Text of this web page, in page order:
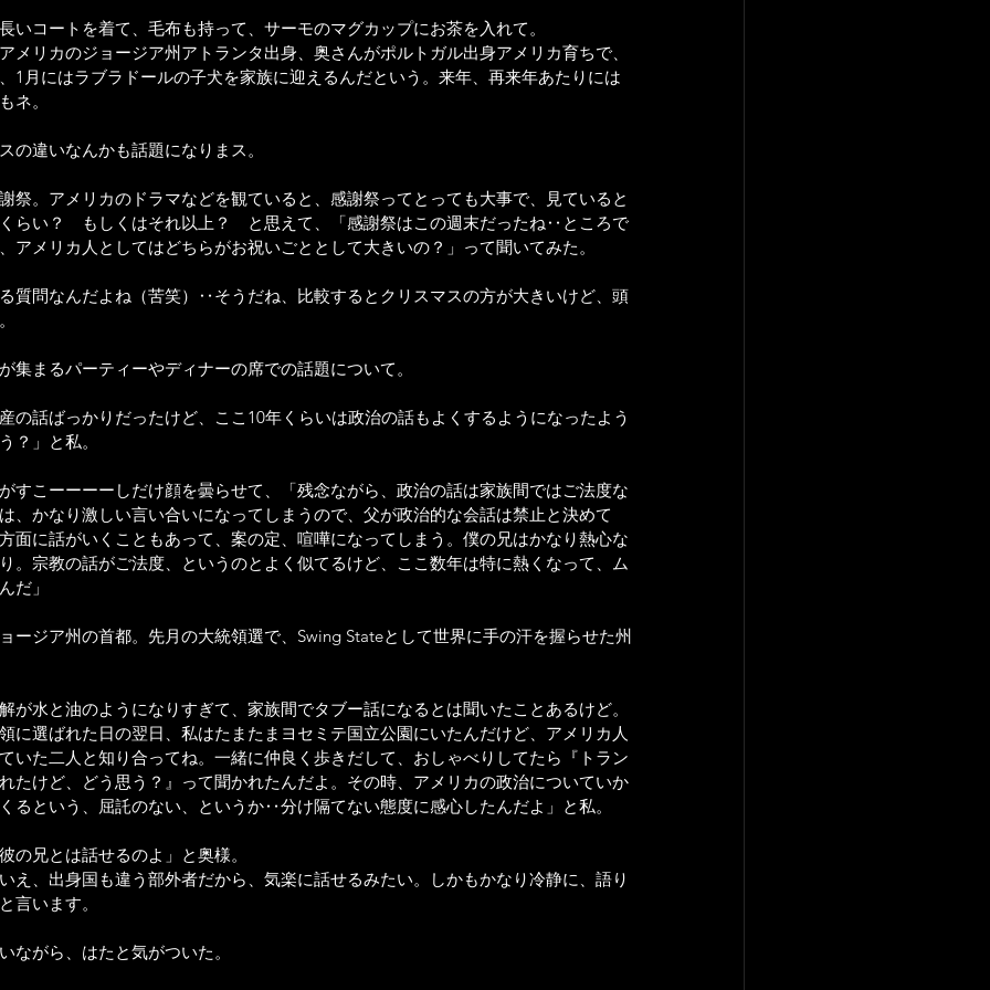
いコートを着て、毛布も持って、サーモのマグカップにお茶を入れて。
メリカのジョージア州アトランタ出身、奥さんがポルトガル出身アメリカ育ちで、
1月にはラブラドールの子犬を家族に迎えるんだという。来年、再来年あたりには
ネ。
の違いなんかも話題になりまス。
祭。アメリカのドラマなどを観ていると、感謝祭ってとっても大事で、見ていると
らい？　もしくはそれ以上？　と思えて、「感謝祭はこの週末だったね‥ところで
アメリカ人としてはどちらがお祝いごととして大きいの？」って聞いてみた。
質問なんだよね（苦笑）‥そうだね、比較するとクリスマスの方が大きいけど、頭
集まるパーティーやディナーの席での話題について。
の話ばっかりだったけど、ここ10年くらいは政治の話もよくするようになったよう
？」と私。
すこーーーーしだけ顔を曇らせて、「残念ながら、政治の話は家族間ではご法度な
、かなり激しい言い合いになってしまうので、父が政治的な会話は禁止と決めて
面に話がいくこともあって、案の定、喧嘩になってしまう。僕の兄はかなり熱心な
。宗教の話がご法度、というのとよく似てるけど、ここ数年は特に熱くなって、ム
だ」
ージア州の首都。先月の大統領選で、Swing Stateとして世界に手の汗を握らせた州
が水と油のようになりすぎて、家族間でタブー話になるとは聞いたことあるけど。
に選ばれた日の翌日、私はたまたまヨセミテ国立公園にいたんだけど、アメリカ人
いた二人と知り合ってね。一緒に仲良く歩きだして、おしゃべりしてたら『トラン
たけど、どう思う？』って聞かれたんだよ。その時、アメリカの政治についていか
るという、屈託のない、というか‥分け隔てない態度に感心したんだよ」と私。
の兄とは話せるのよ」と奥様。
え、出身国も違う部外者だから、気楽に話せるみたい。しかもかなり冷静に、語り
言います。
がら、はたと気がついた。